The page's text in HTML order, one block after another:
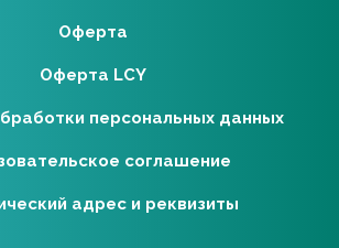
Оферта
Оферта LCY
персональных данных
соглашение
адрес и реквизиты